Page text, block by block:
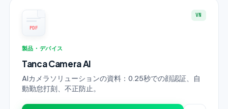
PDF
VN
製品・デバイス
Tanca Camera AI
AIカメラソリューションの資料：0.25秒での顔認証、自
動勤怠打刻、不正防止。